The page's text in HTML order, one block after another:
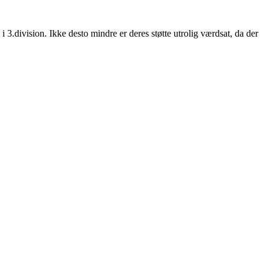
Ikke desto mindre er deres støtte utrolig værdsat, da der